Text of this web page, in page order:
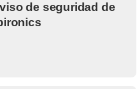
de seguridad de